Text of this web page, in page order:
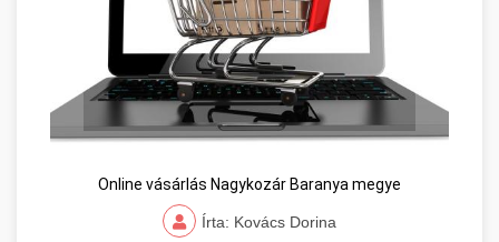
Online vásárlás Nagykozár Baranya megye
Írta: Kovács Dorina